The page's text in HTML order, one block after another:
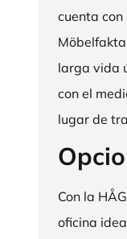
cuenta con
larga vida
con el
lugar de
Con la
oficina